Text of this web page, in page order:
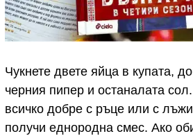
Чукнете двете яйца в купата,
черния пипер и останалата
всичко добре с ръце или с
получи еднородна смес. Ако